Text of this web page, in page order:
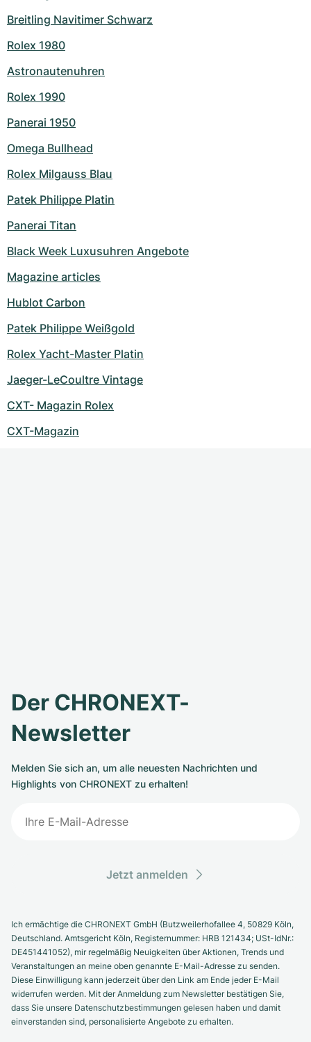
Breitling Navitimer Schwarz
Rolex 1980
Astronautenuhren
Rolex 1990
Panerai 1950
Omega Bullhead
Rolex Milgauss Blau
Patek Philippe Platin
Panerai Titan
Black Week Luxusuhren Angebote
Magazine articles
Hublot Carbon
Patek Philippe Weißgold
Rolex Yacht-Master Platin
Jaeger-LeCoultre Vintage
CXT- Magazin Rolex
CXT-Magazin
Der CHRONEXT-
Newsletter
Melden Sie sich an, um alle neuesten Nachrichten und
Highlights von CHRONEXT zu erhalten!
Jetzt anmelden
Ich ermächtige die CHRONEXT GmbH (Butzweilerhofallee 4, 50829 Köln,
Deutschland. Amtsgericht Köln, Registernummer: HRB 121434; USt-IdNr.:
DE451441052), mir regelmäßig Neuigkeiten über Aktionen, Trends und
Veranstaltungen an meine oben genannte E-Mail-Adresse zu senden.
Diese Einwilligung kann jederzeit über den Link am Ende jeder E-Mail
widerrufen werden. Mit der Anmeldung zum Newsletter bestätigen Sie,
dass Sie unsere Datenschutzbestimmungen gelesen haben und damit
einverstanden sind, personalisierte Angebote zu erhalten.